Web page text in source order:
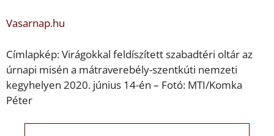
Vasarnap.hu
Címlapkép: Virágokkal feldíszített szabadtéri oltár az
úrnapi misén a mátraverebély-szentkúti nemzeti
kegyhelyen 2020. június 14-én – Fotó: MTI/Komka
Péter